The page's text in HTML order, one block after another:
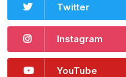
Twitter
Instagram
YouTube